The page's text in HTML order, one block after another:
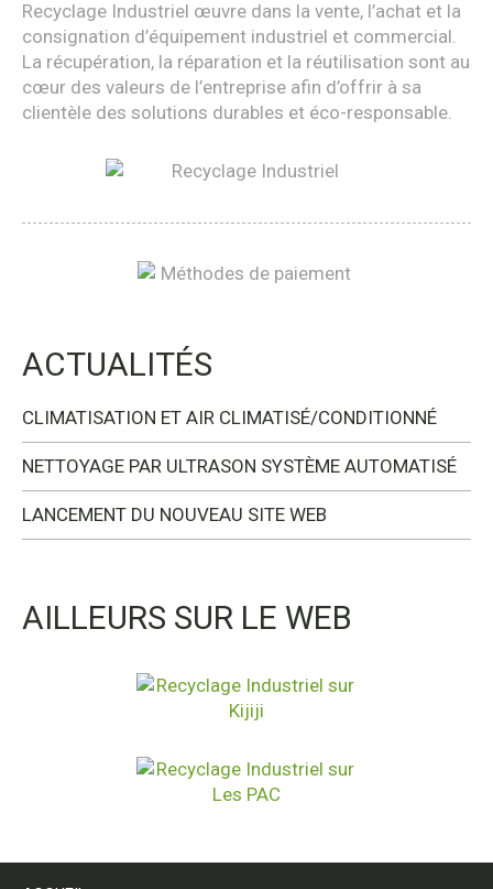
Recyclage Industriel œuvre dans la vente, l’achat et la
consignation d’équipement industriel et commercial.
La récupération, la réparation et la réutilisation sont au
cœur des valeurs de l’entreprise afin d’offrir à sa
clientèle des solutions durables et éco-responsable.
ACTUALITÉS
CLIMATISATION ET AIR CLIMATISÉ/CONDITIONNÉ
NETTOYAGE PAR ULTRASON SYSTÈME AUTOMATISÉ
LANCEMENT DU NOUVEAU SITE WEB
AILLEURS SUR LE WEB